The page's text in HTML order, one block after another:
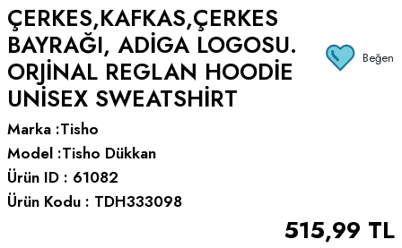
ÇERKES,KAFKAS,ÇERKES
BAYRAĞI, ADIGA LOGOSU.
ORJINAL REGLAN HOODIE
UNISEX SWEATSHIRT
Beğen
Marka :Tisho
Model :Tisho Dükkan
Ürün ID : 61082
Ürün Kodu : TDH333098
515,99 TL